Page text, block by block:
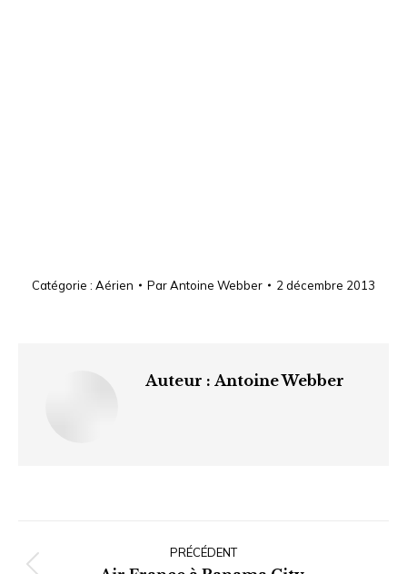
Catégorie : Aérien ParAntoine Webber 2 décembre 2013
Auteur : Antoine Webber
article
PRÉCÉDENT